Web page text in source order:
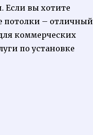
Если вы хотите
потолки – отличный
коммерческих
по установке